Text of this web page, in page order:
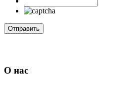
О нас